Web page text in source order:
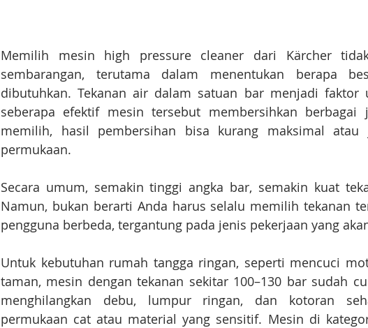
Memilih mesin high pressure cleaner dari Kärcher
sembarangan, terutama dalam menentukan berapa
dibutuhkan. Tekanan air dalam satuan bar menjadi faktor
seberapa efektif mesin tersebut membersihkan berbagai
memilih, hasil pembersihan bisa kurang maksimal atau
permukaan.
Secara umum, semakin tinggi angka bar, semakin kuat
Namun, bukan berarti Anda harus selalu memilih tekanan
pengguna berbeda, tergantung pada jenis pekerjaan yang
Untuk kebutuhan rumah tangga ringan, seperti mencuci
taman, mesin dengan tekanan sekitar 100–130 bar sudah
menghilangkan debu, lumpur ringan, dan kotoran
permukaan cat atau material yang sensitif. Mesin di